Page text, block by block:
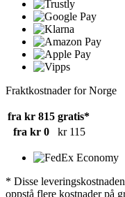
Fraktkostnader for Norge
fra kr 815 gratis*
fra kr 0
kr 115
* Disse
oppstå flere kostnader på